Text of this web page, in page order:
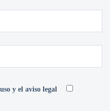
y el aviso legal